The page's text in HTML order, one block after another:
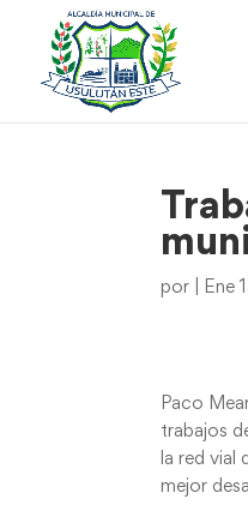
por Ene
Paco
trabajos
la red vial
mejor